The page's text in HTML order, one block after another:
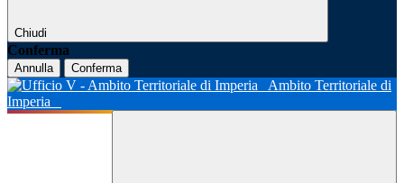
Chiudi
Conferma
Annulla Conferma
Ambito Territoriale di
Imperia